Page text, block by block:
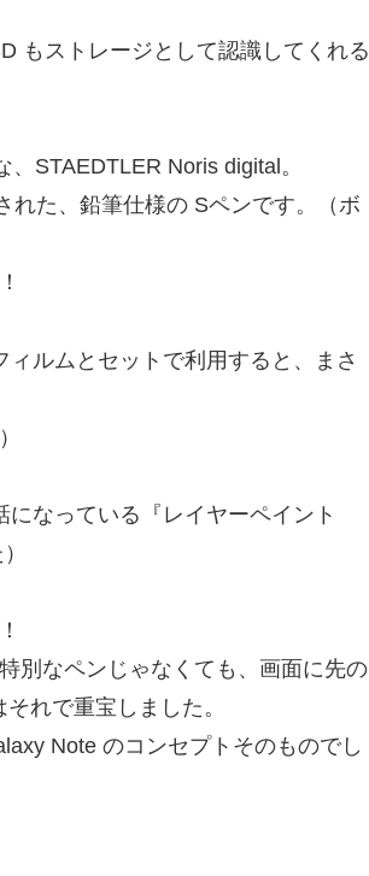
もストレージとして認識してくれる
STAEDTLER Noris digital。
れた、鉛筆仕様の Sペンです。（ボ
ルムとセットで利用すると、まさ
なっている『レイヤーペイント
別なペンじゃなくても、画面に先の
れで重宝しました。
Note のコンセプトそのものでし